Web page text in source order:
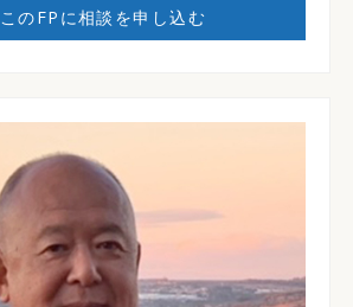
このFPに相談を申し込む